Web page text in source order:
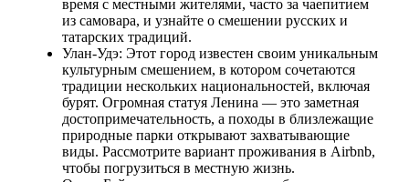
время с местными жителями, часто за чаепитием
из самовара, и узнайте о смешении русских и
татарских традиций.
Улан-Удэ: Этот город известен своим уникальным
культурным смешением, в котором сочетаются
традиции нескольких национальностей, включая
бурят. Огромная статуя Ленина — это заметная
достопримечательность, а походы в близлежащие
природные парки открывают захватывающие
виды. Рассмотрите вариант проживания в Airbnb,
чтобы погрузиться в местную жизнь.